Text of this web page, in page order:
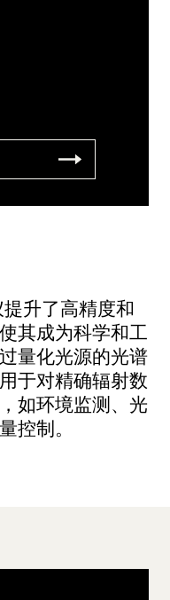
升了高精度和
其成为科学和工
量化光源的光谱
于对精确辐射数
如环境监测、光
控制。